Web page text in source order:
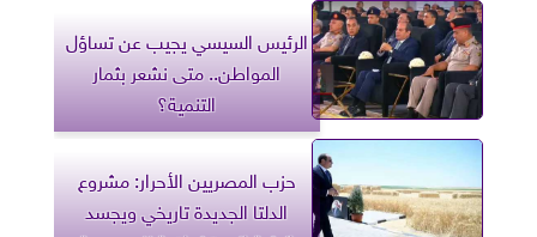
الرئيس السيسي يجيب عن تساؤل
المواطن.. متى نشعر بثمار
التنمية؟
حزب المصريين الأحرار: مشروع
الدلتا الجديدة تاريخي ويجسد